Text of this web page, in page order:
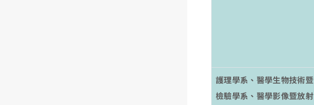
護理學系、醫學生物技術暨
檢驗學系、醫學影像暨放射